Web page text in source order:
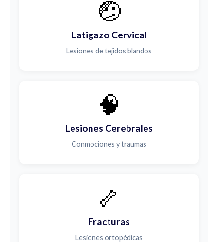
🤕
Latigazo Cervical
Lesiones de tejidos blandos
🧠
Lesiones Cerebrales
Conmociones y traumas
🦴
Fracturas
Lesiones ortopédicas